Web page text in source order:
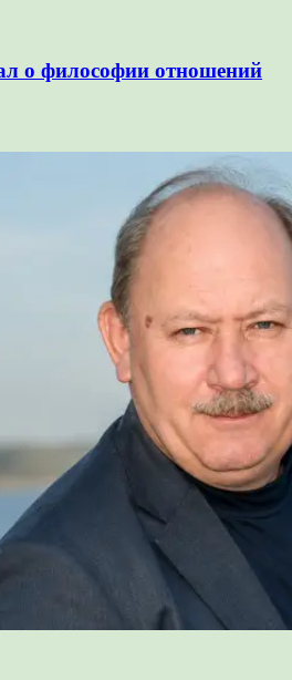
о философии отношений